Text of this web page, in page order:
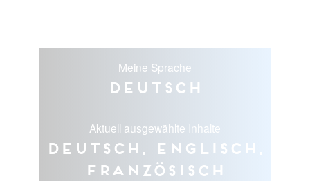
Meine Sprache
Deutsch
Aktuell ausgewählte Inhalte
Deutsch, Englisch,
Französisch